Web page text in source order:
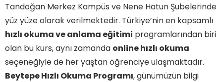
Tandoğan Merkez Kampüs ve Nene Hatun Şubelerinde
yüz yüze olarak verilmektedir. Türkiye’nin en kapsamlı
hızlı okuma ve anlama eğitimi programlarından biri
olan bu kurs, aynı zamanda online hızlı okuma
seçeneğiyle de her yaştan öğrenciye ulaşmaktadır.
Beytepe Hızlı Okuma Programı, günümüzün bilgi